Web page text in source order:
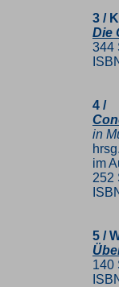
3 /
Die
344
4 /
in
im
252
5 /
140